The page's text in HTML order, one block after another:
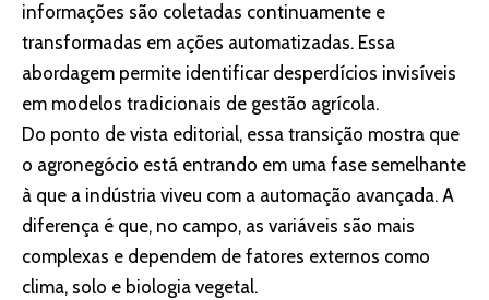
informações são coletadas continuamente e
transformadas em ações automatizadas. Essa
abordagem permite identificar desperdícios invisíveis
em modelos tradicionais de gestão agrícola.
Do ponto de vista editorial, essa transição mostra que
o agronegócio está entrando em uma fase semelhante
à que a indústria viveu com a automação avançada. A
diferença é que, no campo, as variáveis são mais
complexas e dependem de fatores externos como
clima, solo e biologia vegetal.